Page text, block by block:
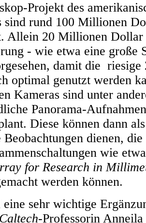
Projekt des
sind rund 100 Millionen
Allein 20 Millionen
- wie etwa eine große
damit die riesige
optimal genutzt werden
Kameras sind unter
Panorama-
Diese können dann
dienen,
wie
for Research in
werden können.
sehr wichtige
Caltech-Professorin